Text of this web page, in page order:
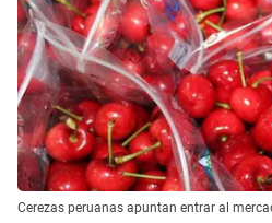
Cerezas peruanas apuntan entrar al